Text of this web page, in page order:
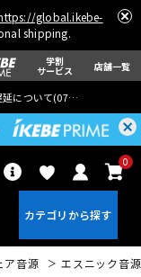
global.ikebe-
shipping.
学割
サービス 店舗一覧
延について(07月29日
0
ア音源 エスニック音源